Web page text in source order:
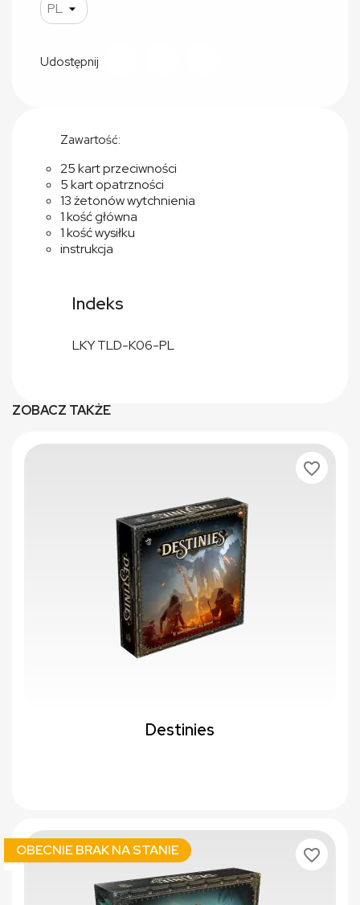
Udostępnij
Zawartość:
25 kart przeciwności
5 kart opatrzności
13 żetonów wytchnienia
1 kość główna
1 kość wysiłku
instrukcja
Indeks
LKY TLD-K06-PL
ZOBACZ TAKŻE
Destinies
favorite_border
OBECNIE BRAK NA STANIE favorite_border